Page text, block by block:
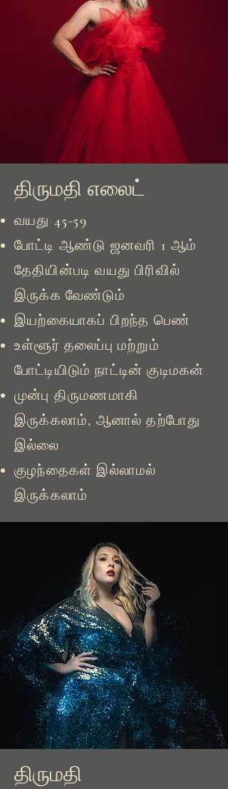
திருமதி எலைட்
வயது 45-59
போட்டி ஆண்டு ஜனவரி 1 ஆம்
தேதியின்படி வயது பிரிவில்
இருக்க வேண்டும்
இயற்கையாகப் பிறந்த பெண்
உள்ளூர் தலைப்பு மற்றும்
போட்டியிடும் நாட்டின் குடிமகன்
முன்பு திருமணமாகி
இருக்கலாம், ஆனால் தற்போது
இல்லை
குழந்தைகள் இல்லாமல்
இருக்கலாம்
திருமதி